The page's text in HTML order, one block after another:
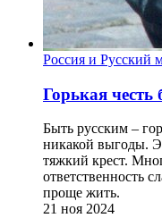
Россия и Русский
Горькая
Быть русским –
никакой выгоды.
тяжкий крест.
ответственность
проще жить.
21 ноя 2024